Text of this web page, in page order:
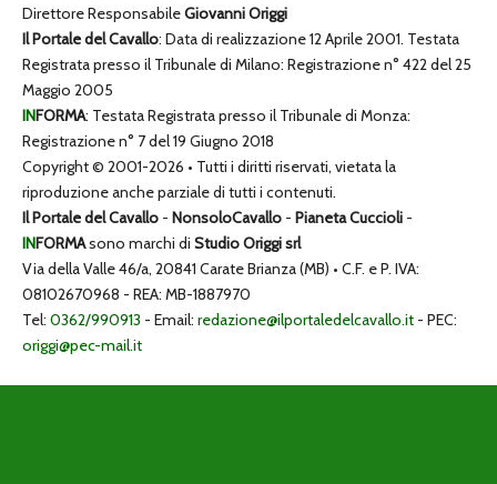
Direttore ResponsabileGiovanni Origgi
Il Portale del Cavallo: Data di realizzazione 12 Aprile 2001. Testata
Registrata presso il Tribunale di Milano: Registrazione n° 422 del 25
Maggio 2005
INFORMA: Testata Registrata presso il Tribunale di Monza:
Registrazione n° 7 del 19 Giugno 2018
Copyright © 2001-2026 • Tutti i diritti riservati, vietata la
riproduzione anche parziale di tutti i contenuti.
Il Portale del Cavallo - NonsoloCavallo - Pianeta Cuccioli -
INFORMAsono marchi di Studio Origgi srl
Via della Valle 46/a, 20841 Carate Brianza (MB) • C.F. e P. IVA:
08102670968 - REA: MB-1887970
Tel: 0362/990913 - Email: redazione@ilportaledelcavallo.it - PEC:
origgi@pec-mail.it